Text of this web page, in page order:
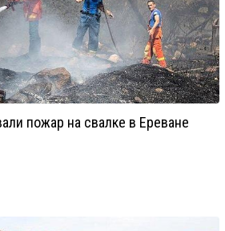
пожар на свалке в Ереване